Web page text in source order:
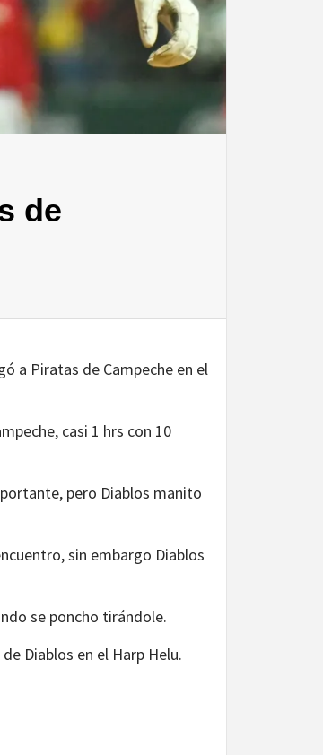
de
a Piratas de Campeche en el
casi 1 hrs con 10
pero Diablos manito
sin embargo Diablos
se poncho tirándole.
Diablos en el Harp Helu.